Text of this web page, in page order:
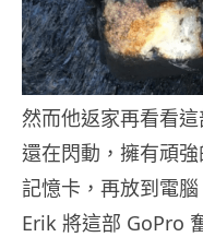
然而他返家再看看
還在閃動，擁有頑
記憶卡，再放到電
Erik 將這部 GoPro